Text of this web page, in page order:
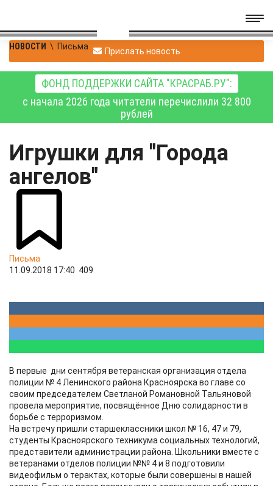
НОВОСТИ \ Письма Прислать новость
ФОНД ПОДДЕРЖКИ САЙТА "КРАСРАБ.РУ":
с начала 2026 года читатели перечислили 32 800
рублей
Игрушки для "Города
ангелов"
Письма
11.09.2018 17:40 409
В первые дни сентября ветеранская организация отдела
полиции № 4 Ленинского района Красноярска во главе со
своим председателем Светланой Романовной Тальяновой
провела мероприятие, посвящённое Дню солидарности в
борьбе с терроризмом.
На встречу пришли старшеклассники школ № 16, 47 и 79,
студенты Красноярского техникума социальных технологий,
представители администрации района. Школьники вместе с
ветеранами отделов полиции №№ 4 и 8 подготовили
видеофильм о терактах, которые были совершены в нашей